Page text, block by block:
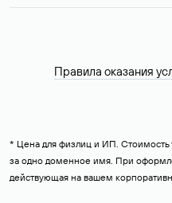
Правила оказания
* Цена для физлиц и ИП. Стоимость
за одно доменное имя. При
действующая на вашем